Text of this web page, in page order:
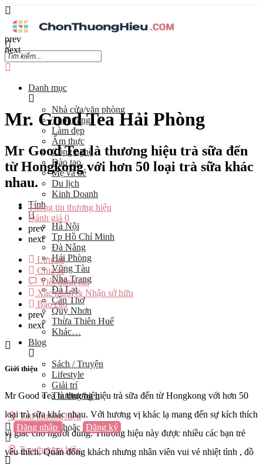
Danh mục
Nhà cửa/văn phòng
Thời trang
Làm đẹp
Ẩm thực
Công nghệ
Đào tạo
Mẹ và bé
Du lịch
Kinh Doanh
Tỉnh
Hà Nội
Tp Hồ Chí Minh
Đà Nẵng
Hải Phòng
Vũng Tàu
Nha Trang
Đà Lạt
Cần Thơ
Quy Nhơn
Thừa Thiên Huế
Khác…
Blog
Sách / Truyện
Lifestyle
Giải trí
Thương hiệu
Tạo thương hiệu
Đăng nhập hoặc Đăng ký
Tạo thương hiệu
prev
next
Mr. Good Tea Hải Phòng
Mr Good Tea là thương hiệu trà sữa đến
từ Hongkong với hơn 50 loại trà sữa khác
nhau.
Thông tin thương hiệu
Đánh giá 0
prev
next
Lưu lại
Chia sẻ
Viết đánh giá
Xác minh & Nhận sở hữu
Báo cáo
prev
next
Giới thiệu
Mr Good Tea là thương hiệu trà sữa đến từ Hongkong với hơn 50
loại trà sữa khác nhau. Với hương vị khác lạ mang đến sự kích thích
vị giác cho người dùng. Thương hiệu này được nhiều các bạn trẻ
yêu thích. Quán đông khách nhưng nhân viên vui vẻ nhiệt tình , đồ